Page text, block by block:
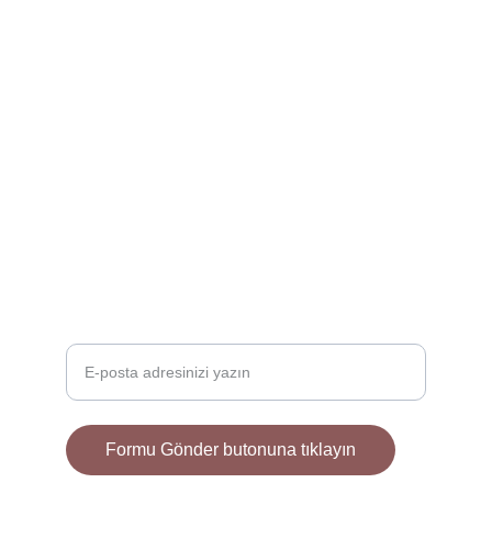
Formu Gönder butonuna tıklayın